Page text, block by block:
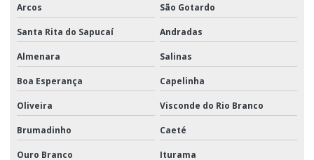
Arcos São Gotardo
Santa Rita do Sapucaí Andradas
Almenara Salinas
Boa Esperança Capelinha
Oliveira Visconde do Rio Branco
Brumadinho Caeté
Ouro Branco Iturama